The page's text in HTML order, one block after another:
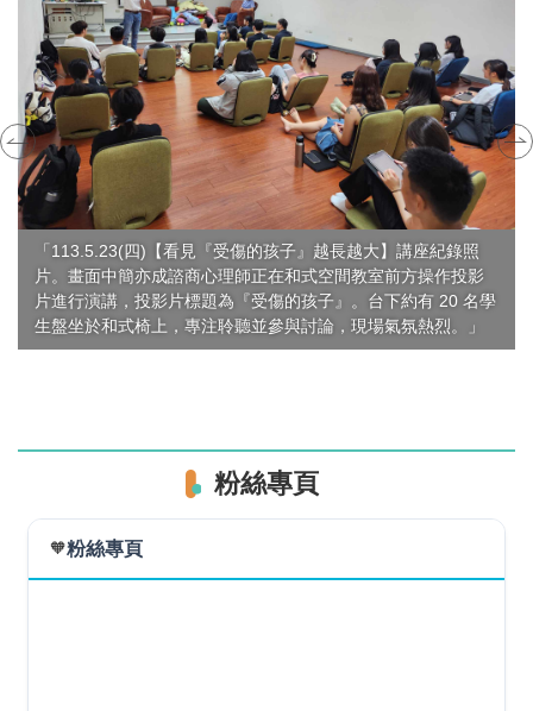
「113.5.23(四)【看見『受傷的孩子』越長越大】講座紀錄照
片。畫面中簡亦成諮商心理師正在和式空間教室前方操作投影
片進行演講，投影片標題為『受傷的孩子』。台下約有 20 名學
生盤坐於和式椅上，專注聆聽並參與討論，現場氣氛熱烈。」
粉絲專頁
🧡粉絲專頁